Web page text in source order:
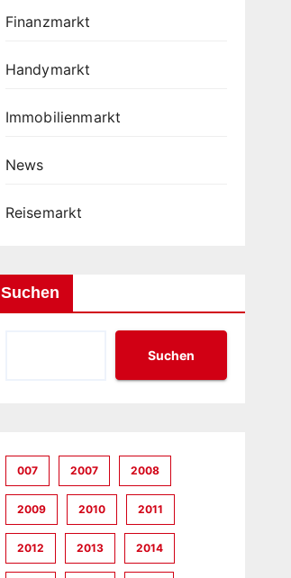
Finanzmarkt
Handymarkt
Immobilienmarkt
News
Reisemarkt
Suchen
Suchen
007 2007 2008
2009 2010 2011
2012 2013 2014